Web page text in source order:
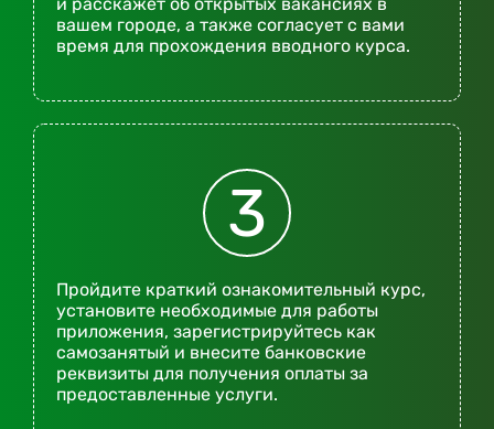
и расскажет об открытых вакансиях в
вашем городе, а также согласует с вами
время для прохождения вводного курса.
3
Пройдите краткий ознакомительный курс,
установите необходимые для работы
приложения, зарегистрируйтесь как
самозанятый и внесите банковские
реквизиты для получения оплаты за
предоставленные услуги.